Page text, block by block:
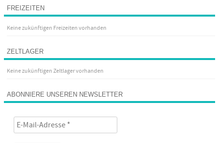
FREIZEITEN
Keine zukünftigen Freizeiten vorhanden
ZELTLAGER
Keine zukünftigen Zeltlager vorhanden
ABONNIERE UNSEREN NEWSLETTER